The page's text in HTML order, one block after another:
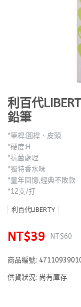
利百代
鉛筆
*筆桿:圓桿、皮頭
*硬度:H
*抗菌處理
*獨特香水味
*童年回憶,經典不敗款
*12支/打
利百代LIBERTY
NT$39 NT$60
商品編號:
供貨狀況: 尚有庫存